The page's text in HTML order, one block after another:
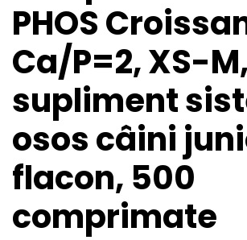
PHOS
Ca/P=2, XS-M,
supliment
osos câini
flacon, 500
comprimate